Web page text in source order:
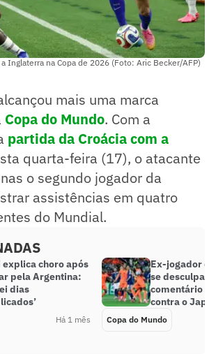
Inglaterra na Copa de 2026 (Foto: Aric Becker/AFP)
mais uma marca
Copa do Mundo. Com a
partida da Croácia com a
quarta-feira (17), o atacante
o segundo jogador da
assistências em quatro
do Mundial.
explica choro após
pela Argentina:
dias
Há 1 mês
Ex-jogador
se desculpa
comentário
contra o
Copa do Mundo